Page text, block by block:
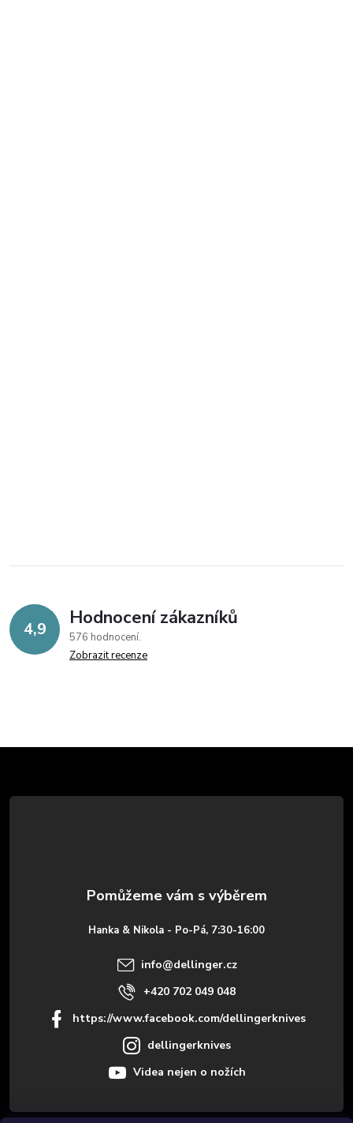
4,9 Hodnocení zákazníků
576 hodnocení
Zobrazit recenze
á
Hanka & Nikola - Po-Pá, 7:30-16:00
info@dellinger.cz
+420 702 049 048
https://www.facebook.com/dellingerknives
dellingerknives
Videa nejen o nožích